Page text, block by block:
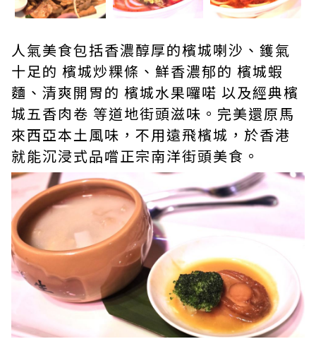
人氣美食包括香濃醇厚的檳城喇沙、鑊氣
十足的 檳城炒粿條、鮮香濃郁的 檳城蝦
麵、清爽開胃的 檳城水果囉喏 以及經典檳
城五香肉卷 等道地街頭滋味。完美還原馬
來西亞本土風味，不用遠飛檳城，於香港
就能沉浸式品嚐正宗南洋街頭美食。